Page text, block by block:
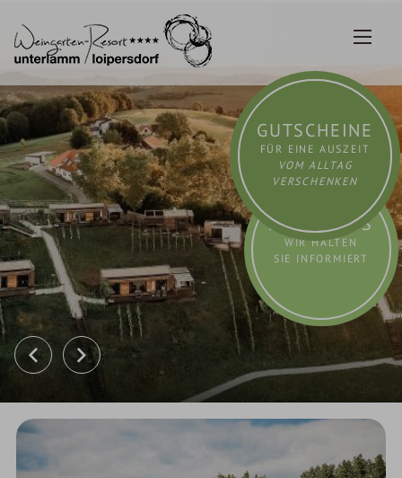
Inhalt
springen
GUTSCHEINE
FÜR EINE AUSZEIT
VOM ALLTAG
VERSCHENKEN
AKTUELLES
WIR HALTEN
SIE INFORMIERT